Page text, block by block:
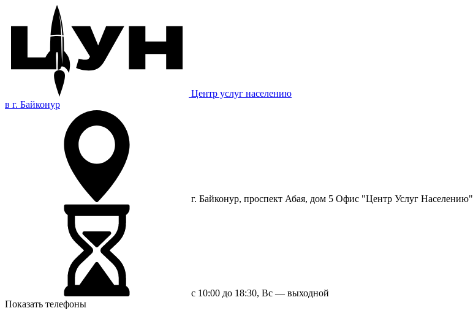
Центр услуг населению
в г. Байконур
г. Байконур, проспект Абая, дом 5 Офис "Центр Услуг Населению"
с 10:00 до 18:30, Вс — выходной
Показать телефоны